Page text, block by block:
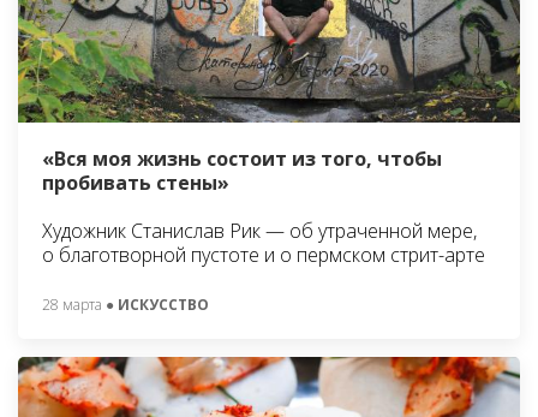
«Вся моя жизнь состоит из того, чтобы
пробивать стены»
Художник Станислав Рик — об утраченной мере,
о благотворной пустоте и о пермском стрит-арте
28 марта ● ИСКУССТВО